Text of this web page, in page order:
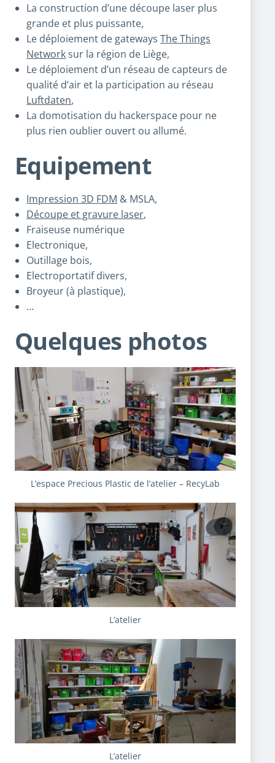
La construction d’une découpe laser plus
grande et plus puissante,
Le déploiement de gatewaysThe Things
Networksur la région de Liège,
Le déploiement d’un réseau de capteurs de
qualité d’air et la participation au réseau
Luftdaten,
La domotisation du hackerspace pour ne
plus rien oublier ouvert ou allumé.
Equipement
Impression 3D FDM & MSLA,
Découpe et gravure laser,
Fraiseuse numérique
Electronique,
Outillage bois,
Electroportatif divers,
Broyeur (à plastique),
…
Quelques photos
L’espace Precious Plastic de l’atelier – RecyLab
L’atelier
L’atelier